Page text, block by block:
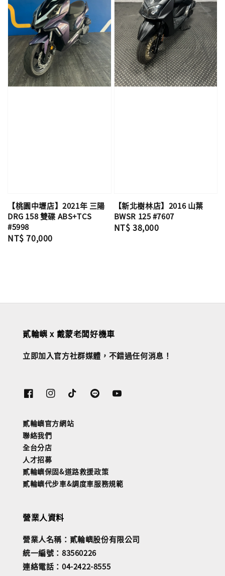
【桃園中壢店】2021年 三陽
DRG 158 雙碟 ABS+TCS
#5998
Regular
NT$ 70,000
【新北樹林店】2016 山葉
BWSR 125 #7607
Regular
NT$ 38,000
貳輪嶼 x 戴蒙老闆好機車
立即加入官方社群媒體，不錯過任何消息！
貳輪嶼官方網站
聯絡我們
全台分店
人才招募
貳輪嶼保固&道路救援政策
貳輪嶼代步車&調度車服務規範
營業人資料
營業人名稱：貳輪嶼股份有限公司
統一編號：83560226
連絡電話：04-2422-8555